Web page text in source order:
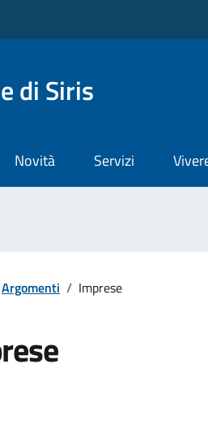
di Siris
Novità Servizi
Argomenti / Imprese